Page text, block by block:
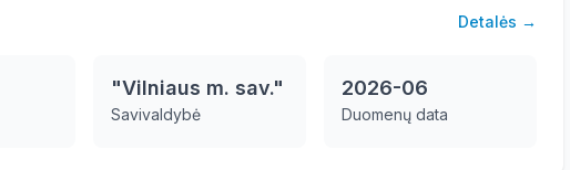
Detalės →
"Vilniaus m. sav."
Savivaldybė
2026-06
Duomenų data